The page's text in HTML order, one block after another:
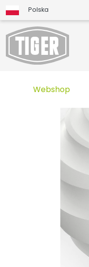
Polska
Webshop